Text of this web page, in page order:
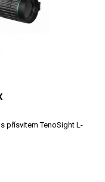
přísvitem TenoSight L-